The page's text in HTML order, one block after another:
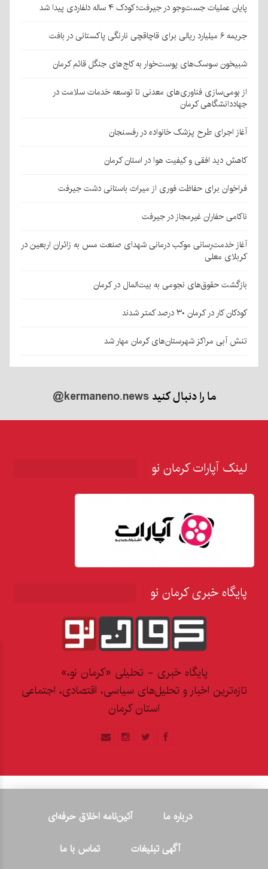
پایان عملیات جست‌وجو در جیرفت؛ کودک ۴ ساله دلفاردی پیدا شد
جریمه ۶ میلیارد ریالی برای قاچاقچی نارنگی پاکستانی در بافت
شبیخون سوسک‌های پوست‌خوار به کاج‌های جنگل قائم کرمان
از بومی‌سازی فناوری‌های معدنی تا توسعه خدمات سلامت در
جهاددانشگاهی کرمان
آغاز اجرای طرح پزشک خانواده در رفسنجان
کاهش دید افقی و کیفیت هوا در استان کرمان
فراخوان برای حفاظت فوری از میراث باستانی دشت جیرفت
ناکامی حفاران غیرمجاز در جیرفت
آغاز خدمت‌رسانی موکب درمانی شهدای صنعت مس به زائران اربعین در
کربلای معلی
بازگشت حقوق‌های نجومی به بیت‌المال در کرمان
کودکان کار در کرمان ۳۰ درصد کمتر شدند
تنش آبی مراکز شهرستان‌های کرمان مهار شد
ما را دنبال کنید@kermaneno.news
لینک آپارات کرمان نو
پایگاه خبری کرمان نو
پایگاه خبری - تحلیلی «کرمان نو،»
تازه‌ترین اخبار و تحلیل‌های سیاسی، اقتصادی، اجتماعی
استان کرمان
درباره ما
آئین‌نامه اخلاق حرفه‌ای
آگهی تبلیغات
تماس با ما